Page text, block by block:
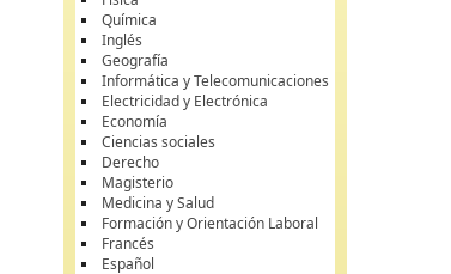
Química
Inglés
Geografía
Informática y Telecomunicaciones
Electricidad y Electrónica
Economía
Ciencias sociales
Derecho
Magisterio
Medicina y Salud
Formación y Orientación Laboral
Francés
Español